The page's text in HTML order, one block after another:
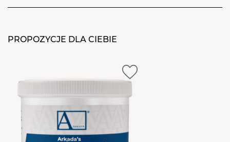
najprostszą metodą leczenia wrastającego
korekcji dolegliwości. Klamry naklejane są na płytkę
paznokciową, dlatego można je zakładać również w
przypadku zapalenia wału paznokciowego. Samo
naklejanie jest bezbolesne i trwa 25 sekund a
klamry nie dotykają miejsca zapalnego oraz nie
powodują alergii.
PROPOZYCJE DLA CIEBIE